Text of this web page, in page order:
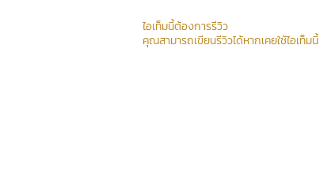
ไอเท็มนี้ต้องการรีวิว
คุณสามารถเขียนรีวิวได้หากเคยใช้ไอเท็มนี้